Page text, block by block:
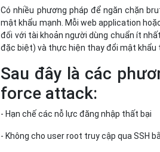
Có nhiều phương pháp để ngăn chặn
mật khẩu mạnh. Mỗi web application
đối với tài khoản người dùng chuẩn ít
đặc biệt) và thực hiện thay đổi mật khẩu
Sau đây là các
force attack:
- Hạn chế các nỗ lực đăng nhập thất bại
- Không cho user root truy cập qua SSH